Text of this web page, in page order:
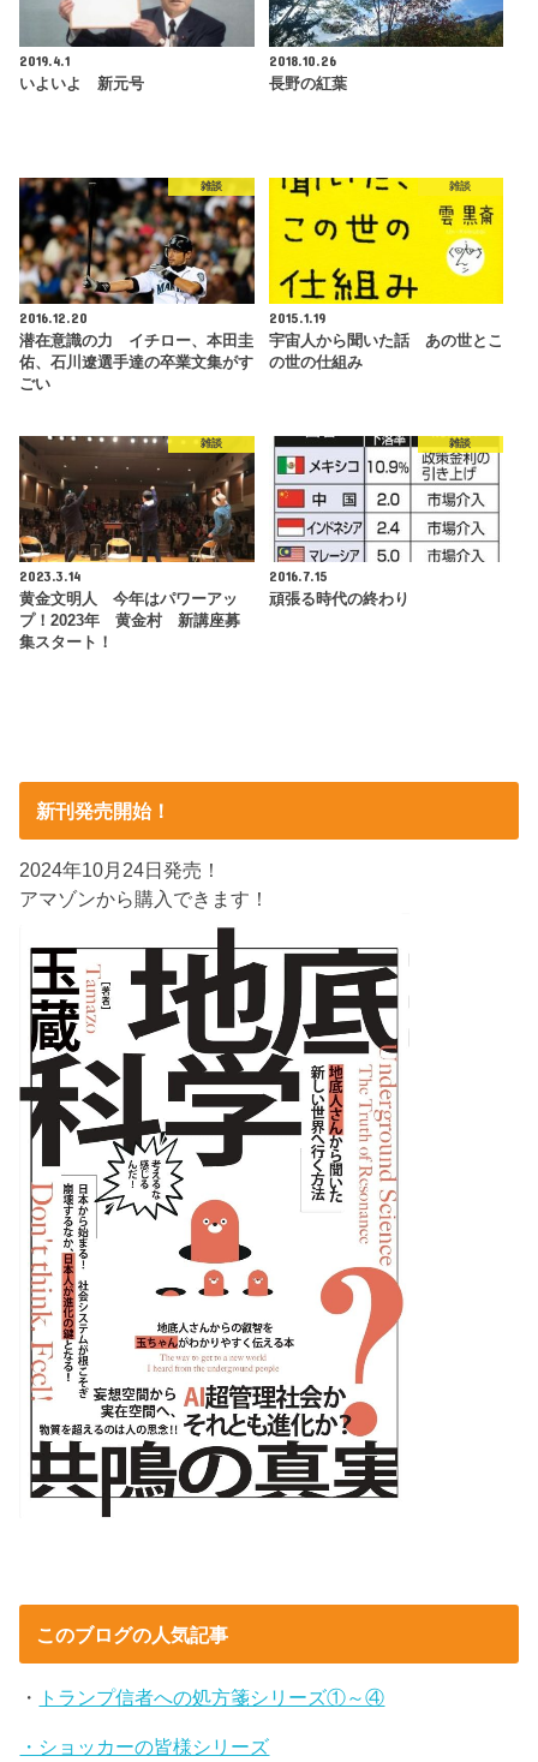
2019.4.1
いよいよ 新元号
2018.10.26
長野の紅葉
雑談
2016.12.20
潜在意識の力 イチロー、本田圭
佑、石川遼選手達の卒業文集がす
ごい
雑談
2015.1.19
宇宙人から聞いた話 あの世とこ
の世の仕組み
雑談
2023.3.14
黄金文明人 今年はパワーアッ
プ！2023年 黄金村 新講座募
集スタート！
雑談
2016.7.15
頑張る時代の終わり
新刊発売開始！
2024年10月24日発売！
アマゾンから購入できます！
このブログの人気記事
・ トランプ信者への処方箋シリーズ①～④
・ショッカーの皆様シリーズ